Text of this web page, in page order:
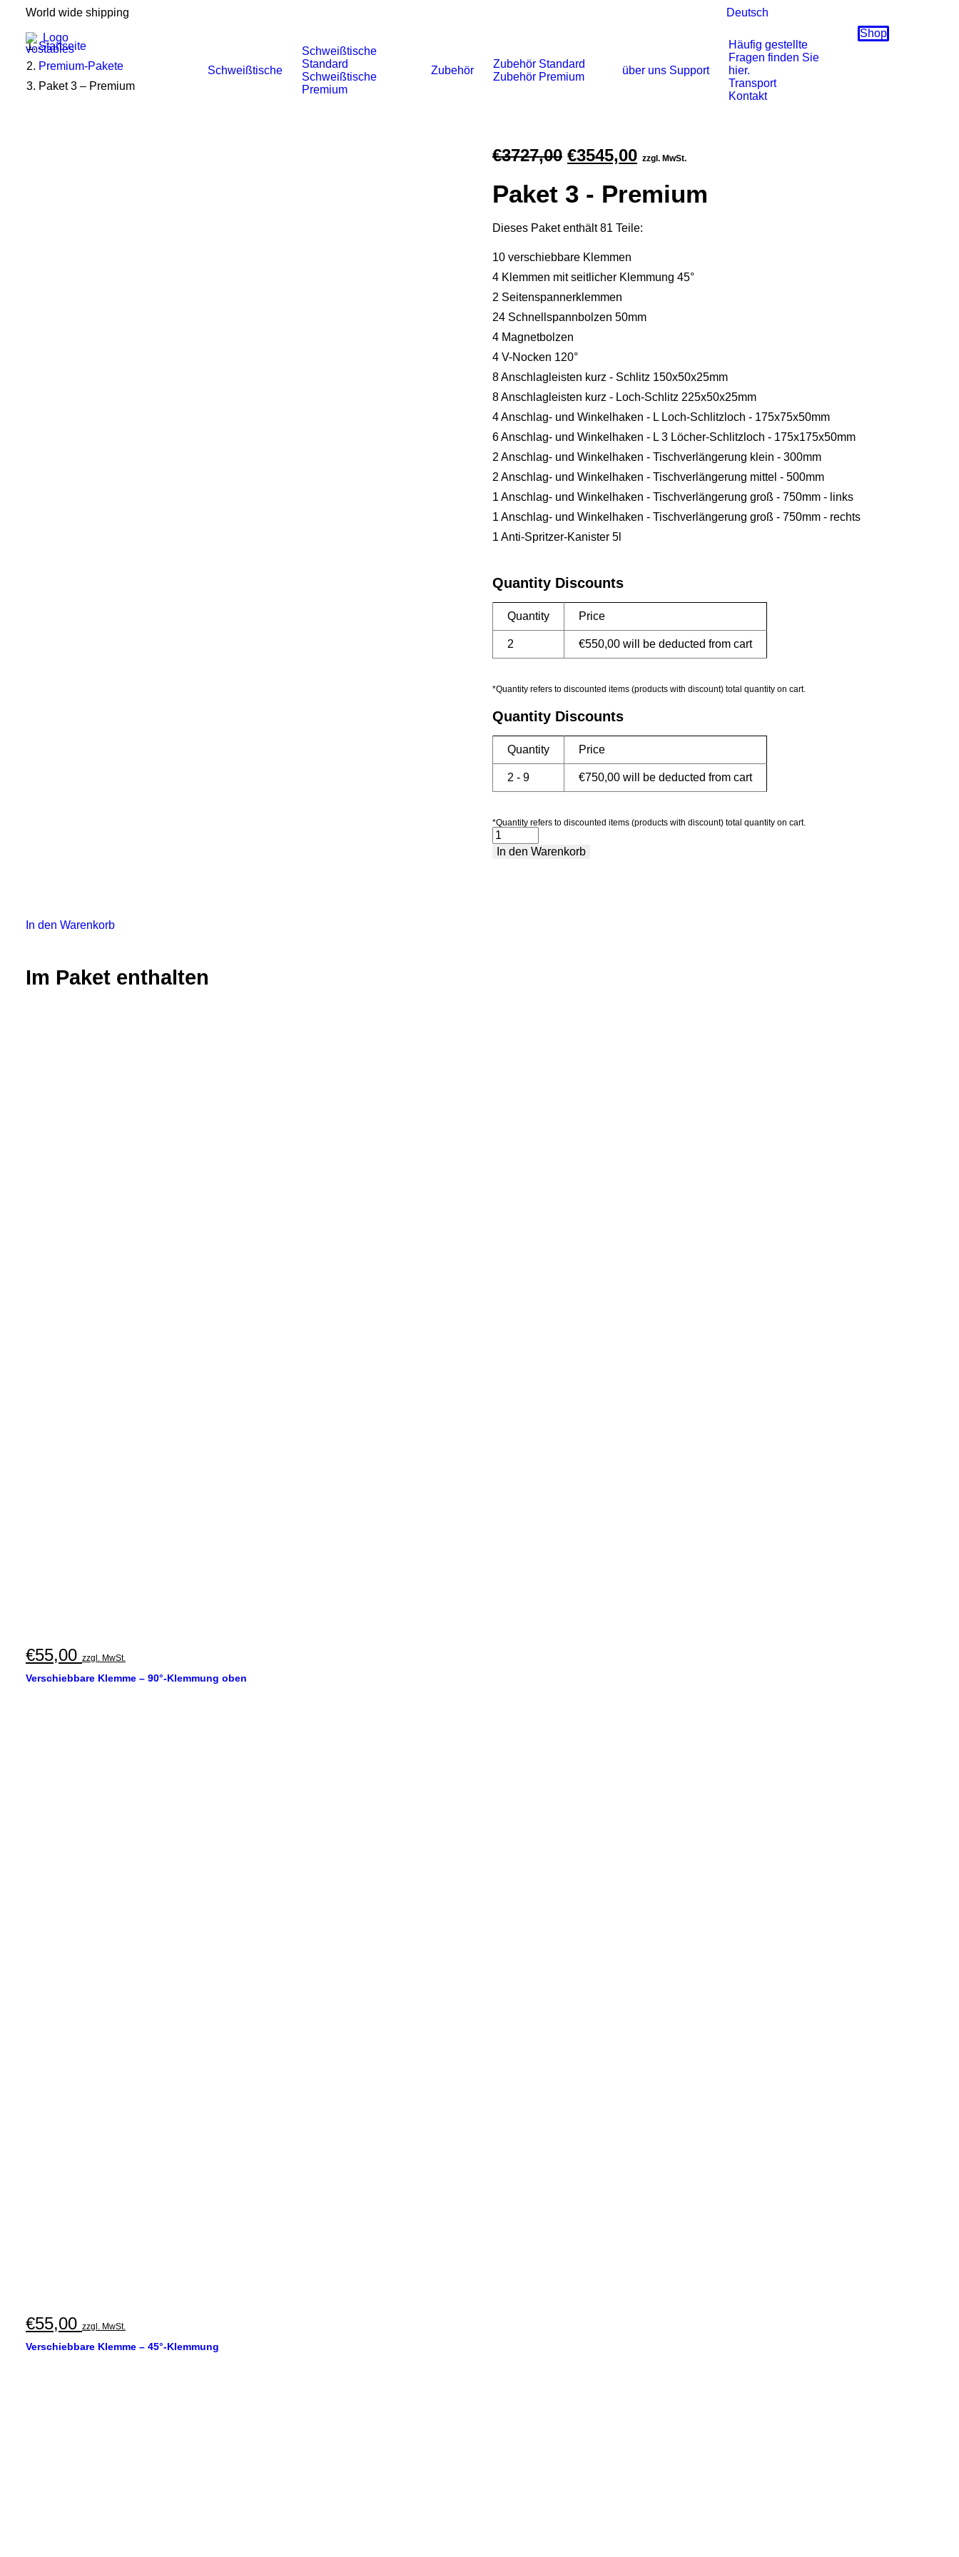
World wide shipping Deutsch
Schweißtische
Schweißtische
Standard
Schweißtische
Premium
Zubehör
Zubehör Standard
Zubehör Premium
über uns Support
Häufig gestellte
Fragen finden Sie
hier.
Transport
Kontakt
Shop
Startseite
Premium-Pakete
Paket 3 – Premium
€3727,00 Ursprünglicher
war:
€3545,00Aktueller
ist:
zzgl. MwSt.
Paket 3 - Premium
Dieses Paket enthält 81 Teile:
10 verschiebbare Klemmen
4 Klemmen mit seitlicher Klemmung 45°
2 Seitenspannerklemmen
24 Schnellspannbolzen 50mm
4 Magnetbolzen
4 V-Nocken 120°
8 Anschlagleisten kurz - Schlitz 150x50x25mm
8 Anschlagleisten kurz - Loch-Schlitz 225x50x25mm
4 Anschlag- und Winkelhaken - L Loch-Schlitzloch - 175x75x50mm
6 Anschlag- und Winkelhaken - L 3 Löcher-Schlitzloch - 175x175x50mm
2 Anschlag- und Winkelhaken - Tischverlängerung klein - 300mm
2 Anschlag- und Winkelhaken - Tischverlängerung mittel - 500mm
1 Anschlag- und Winkelhaken - Tischverlängerung groß - 750mm - links
1 Anschlag- und Winkelhaken - Tischverlängerung groß - 750mm - rechts
1 Anti-Spritzer-Kanister 5l
Quantity Discounts
Quantity Price
2 €550,00 will be deducted from cart
*Quantity refers to discounted items (products with discount) total quantity on cart.
Quantity Discounts
Quantity Price
2 - 9 €750,00 will be deducted from cart
*Quantity refers to discounted items (products with discount) total quantity on cart.
Paket
3In den Warenkorb
In den Warenkorb
Im Paket enthalten
€55,00 zzgl. MwSt.
Verschiebbare Klemme – 90°-Klemmung oben
€55,00 zzgl. MwSt.
Verschiebbare Klemme – 45°-Klemmung